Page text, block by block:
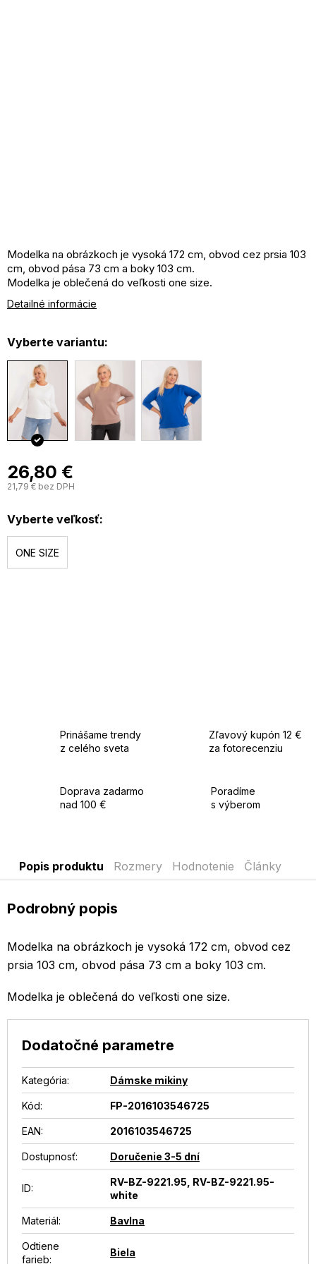
26,80 €
21,79 € bez DPH
Vyberte veľkosť:
ONE SIZE
Modelka na obrázkoch je vysoká 172 cm, obvod cez prsia 103
cm, obvod pása 73 cm a boky 103 cm.
Modelka je oblečená do veľkosti one size.
Detailné informácie
Vyberte variantu:
Prinášame trendy
z celého sveta
Zľavový kupón 12 €
za fotorecenziu
Doprava zadarmo
nad 100 €
Poradíme
s výberom
Popis produktu Rozmery Hodnotenie Články
Podrobný popis
Modelka na obrázkoch je vysoká 172 cm, obvod cez
prsia 103 cm, obvod pása 73 cm a boky 103 cm.
Modelka je oblečená do veľkosti one size.
Dodatočné parametre
Kategória: Dámske mikiny
Kód: FP-2016103546725
EAN: 2016103546725
Dostupnosť: Doručenie 3-5 dní
ID:
RV-BZ-9221.95, RV-BZ-9221.95-
white
Materiál: Bavlna
Odtiene
farieb:
Biela